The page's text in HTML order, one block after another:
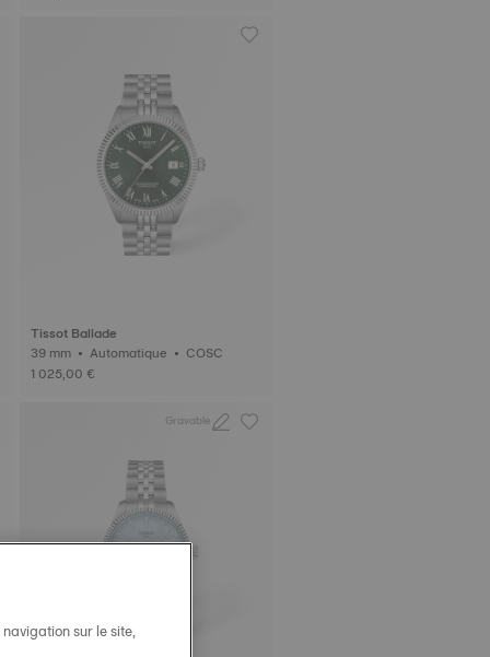
Tissot Ballade
39 mm • Automatique • COSC
1 025,00 €
Gravable
sur le site,